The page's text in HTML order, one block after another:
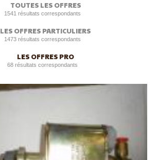
TOUTES LES OFFRES
1541 résultats correspondants
LES OFFRES PARTICULIERS
1473 résultats correspondants
LES OFFRES PRO
68 résultats correspondants